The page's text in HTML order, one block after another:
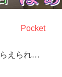
Pocket
えられ…